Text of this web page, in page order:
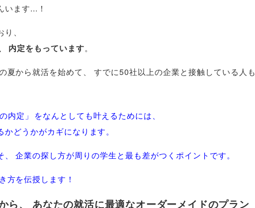
ます...！
り 、
内定をもっています。
夏から就活を始めて 、
すでに50社以上の企業と接触している人も
内定 」 をなんとしても叶えるためには、
どうかがカギになります。
、 企業の探し方が周りの学生と最も差がつくポイントです。
方を伝授します！
ら、
あなたの就活に最適なオーダーメイドのプラン